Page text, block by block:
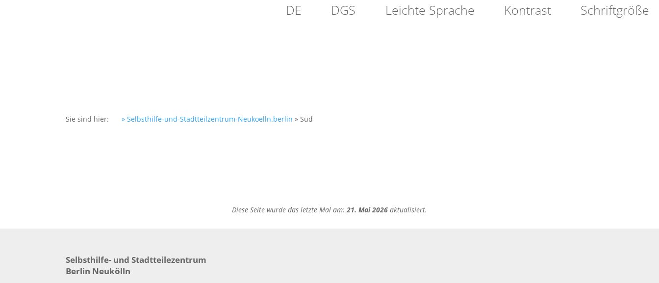
DE DGS Leichte Sprache Kontrast
Schriftgröße
Sie sind hier: » Selbsthilfe-und-Stadtteilzentrum-Neukoelln.berlin » Süd
Diese Seite wurde das letzte Mal am:21. Mai 2026 aktualisiert.
Selbsthilfe- und Stadtteilezentrum
Berlin Neukölln